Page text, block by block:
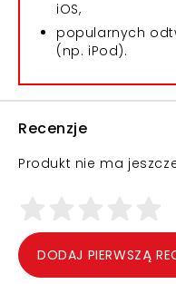
iOS,
popularnych
(np. iPod).
Recenzje
Produkt nie ma
DODAJ PIERWSZĄ